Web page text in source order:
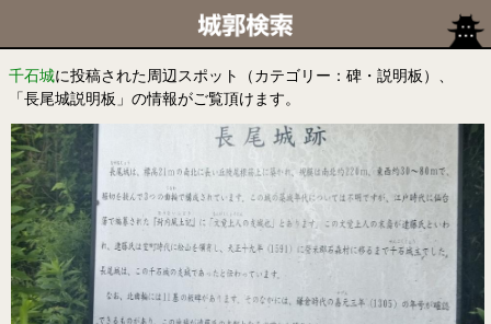
千石城に投稿された周辺スポット（カテゴリー：碑・説明板）、
「長尾城説明板」の情報がご覧頂けます。